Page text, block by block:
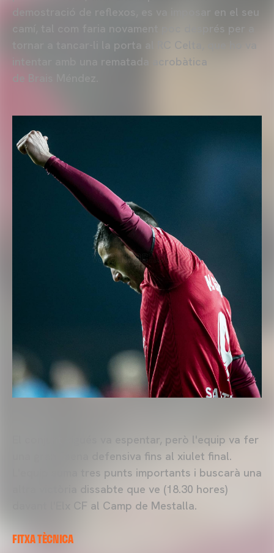
demostració de reflexos, es va imposar en el seu
tornar a tancar-li la porta al RC Celta, que ho va
intentar amb una rematada acrobàtica
de Brais Méndez.
El conjunt vigués va espentar, però l'equip va fer
una gran faena defensiva fins al xiulet final.
L'equip suma tres punts importants i buscarà una
altra victòria dissabte que ve (18.30 hores)
davant l'Elx CF al Camp de Mestalla.
FITXA TÈCNICA